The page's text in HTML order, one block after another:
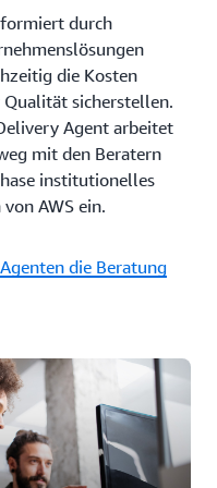
durch
die Kosten
Qualität sicherstellen.
Agent arbeitet
mit den Beratern
institutionelles
AWS ein.
die Beratung